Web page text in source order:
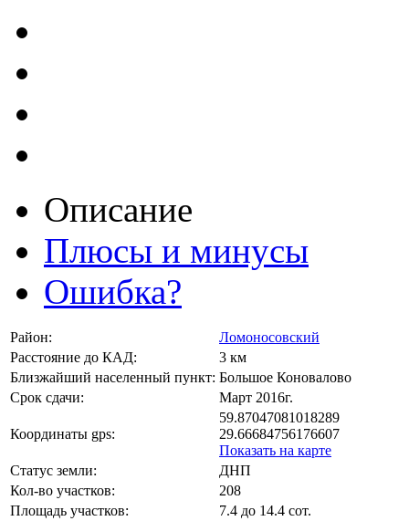
Описание
Плюсы и минусы
Ошибка?
Район:
Ломоносовский
Расстояние до КАД:
3 км
Близжайший населенный пункт: Большое Коновалово
Срок сдачи:
Март 2016г.
Координаты gps:
59.87047081018289
29.66684756176607
Показать на карте
Статус земли:
ДНП
Кол-во участков:
208
Площадь участков:
7.4 до 14.4 сот.